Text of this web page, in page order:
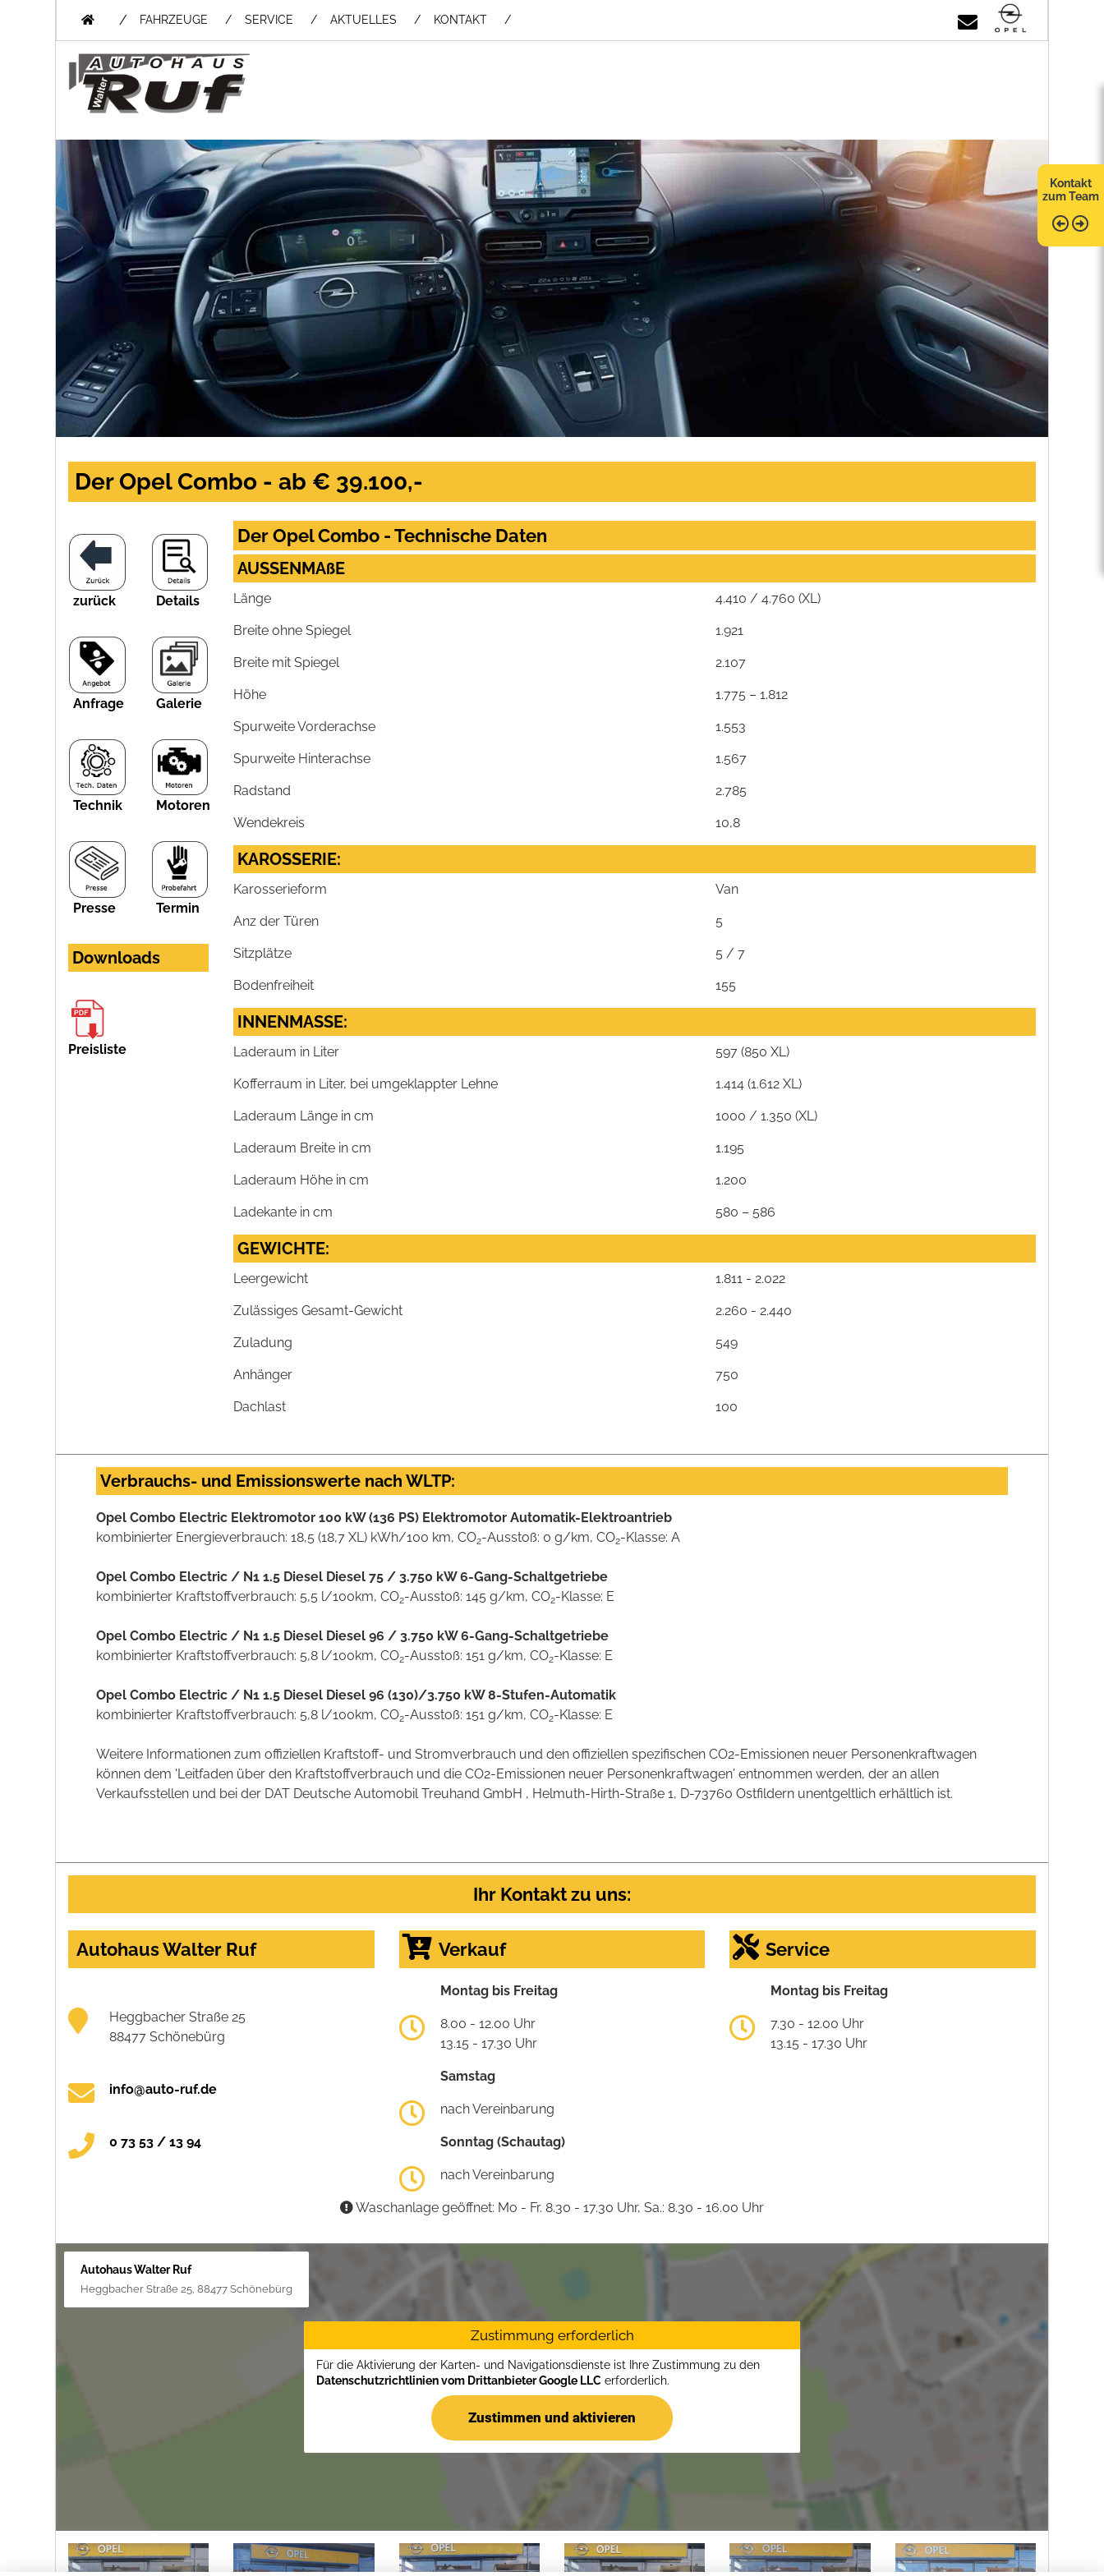
/ FAHRZEUGE SERVICE AKTUELLES KONTAKT
Kontakt
zum Team
Der Opel Combo - ab € 39.100,-
zurück Details
Anfrage Galerie
Technik Motoren
Presse Termin
Downloads
Preisliste
Der Opel Combo - Technische Daten
AUSSENMAßE
Länge 4.410 / 4.760 (XL)
Breite ohne Spiegel 1.921
Breite mit Spiegel 2.107
Höhe 1.775 – 1.812
Spurweite Vorderachse 1.553
Spurweite Hinterachse 1.567
Radstand 2.785
Wendekreis 10,8
KAROSSERIE:
Karosserieform Van
Anz der Türen 5
Sitzplätze 5 / 7
Bodenfreiheit 155
INNENMASSE:
Laderaum in Liter 597 (850 XL)
Kofferraum in Liter, bei umgeklappter Lehne 1.414 (1.612 XL)
Laderaum Länge in cm 1000 / 1.350 (XL)
Laderaum Breite in cm 1.195
Laderaum Höhe in cm 1.200
Ladekante in cm 580 – 586
GEWICHTE:
Leergewicht 1.811 - 2.022
Zulässiges Gesamt-Gewicht 2.260 - 2.440
Zuladung 549
Anhänger 750
Dachlast 100
Verbrauchs- und Emissionswerte nach WLTP:
Opel Combo Electric Elektromotor 100 kW (136 PS) Elektromotor Automatik-Elektroantrieb
kombinierter Energieverbrauch: 18,5 (18,7 XL) kWh/100 km, CO2-Ausstoß: 0 g/km, CO2-Klasse: A
Opel Combo Electric / N1 1.5 Diesel Diesel 75 / 3.750 kW 6-Gang-Schaltgetriebe
kombinierter Kraftstoffverbrauch: 5,5 l/100km, CO2-Ausstoß: 145 g/km, CO2-Klasse: E
Opel Combo Electric / N1 1.5 Diesel Diesel 96 / 3.750 kW 6-Gang-Schaltgetriebe
kombinierter Kraftstoffverbrauch: 5,8 l/100km, CO2-Ausstoß: 151 g/km, CO2-Klasse: E
Opel Combo Electric / N1 1.5 Diesel Diesel 96 (130)/3.750 kW 8-Stufen-Automatik
kombinierter Kraftstoffverbrauch: 5,8 l/100km, CO2-Ausstoß: 151 g/km, CO2-Klasse: E
Weitere Informationen zum offiziellen Kraftstoff- und Stromverbrauch und den offiziellen spezifischen CO2-Emissionen neuer Personenkraftwagen
können dem 'Leitfaden über den Kraftstoffverbrauch und die CO2-Emissionen neuer Personenkraftwagen' entnommen werden, der an allen
Verkaufsstellen und bei der DAT Deutsche Automobil Treuhand GmbH , Helmuth-Hirth-Straße 1, D-73760 Ostfildern unentgeltlich erhältlich ist.
Ihr Kontakt zu uns:
Autohaus Walter Ruf
Heggbacher Straße 25
88477 Schönebürg
info@auto-ruf.de
0 73 53 / 13 94
Verkauf
Montag bis Freitag
8.00 - 12.00 Uhr
13.15 - 17.30 Uhr
Samstag
nach Vereinbarung
Sonntag (Schautag)
nach Vereinbarung
Service
Montag bis Freitag
7.30 - 12.00 Uhr
13.15 - 17.30 Uhr
Waschanlage geöffnet: Mo - Fr. 8.30 - 17.30 Uhr, Sa.: 8.30 - 16.00 Uhr
Autohaus Walter Ruf
Heggbacher Straße 25, 88477 Schönebürg
Zustimmung erforderlich
Für die Aktivierung der Karten- und Navigationsdienste ist Ihre Zustimmung zu den
Datenschutzrichtlinien vom Drittanbieter Google LLC erforderlich.
Zustimmen und aktivieren